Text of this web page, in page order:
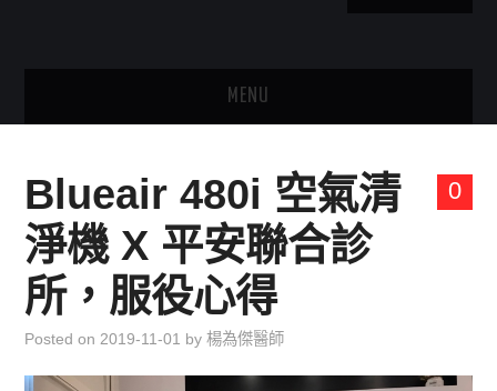
MENU
關於我：楊為傑醫師
兒童青少年成長專區
育兒知識集
環遊世界行
0
Blueair 480i 空氣清
淨機 X 平安聯合診
所，服役心得
Posted on 2019-11-01 by楊為傑醫師